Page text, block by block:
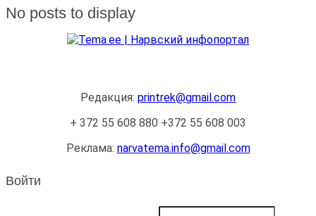
No posts to display
Редакция: printrek@gmail.com
+ 372 55 608 880 +372 55 608 003
Реклама: narvatema.info@gmail.com
Войти